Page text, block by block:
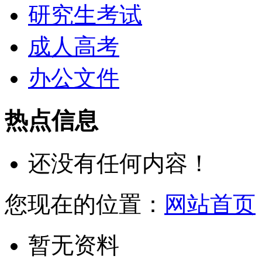
研究生考试
成人高考
办公文件
热点信息
还没有任何内容！
您现在的位置： 网站首页
暂无资料